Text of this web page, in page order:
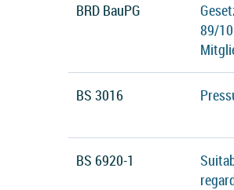
BRD BauPG
89/
BS 3016
BS 6920-1